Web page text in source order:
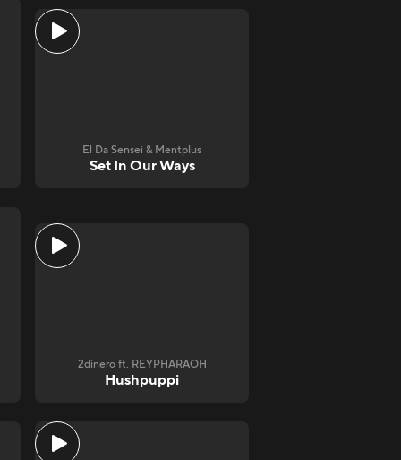
El Da Sensei & Mentplus
Set In Our Ways
2dinero ft. REYPHARAOH
Hushpuppi